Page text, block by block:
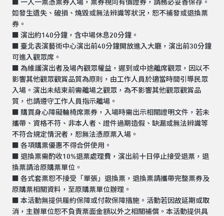
■ 一人一票憑票券入場，票券視同有價證券，請務必妥善保存。
如發生遺失、破損、燒毀或無法辨識等狀況，恕不補發或退換票
券。
■ 演出約140分鐘，含中場休息20分鐘。
■ 臺北表演藝術中心演出前40分鐘開放進入大廳，演出前30分鐘
可進入觀眾席。
■ 為維護演出者及場內觀眾權益，遲到或中途離席觀眾，因以不
影響其他觀眾觀賞品質為原則，由工作人員於適當時間引導民眾
入場。演出未結束前需離場之觀眾，為不影響其他觀眾觀賞品
質，也請遵守工作人員指示離場。
■ 購買身心障礙輪椅席票券，入場時需出示相關證明文件，若未
攜帶、資格不符、非本人者、證件過期造假、缺漏或無法辨識等
不符合規定情況者，恕無法憑原票入場。
■ 各項購票優惠不得合併使用。
■ 退換票需酌收10%退票處理費，演出前十日停止接受退票，退
換票請洽原購票單位。
■ 各式套票恕不接受「單張」退換票，退換票請攜帶完整票券及
原購票相關資料，至原購票單位辦理。
■ 本活動無提供履約保障或付款保障措施。活動若因故延期或取
消，主辦單位恕不負責票面金額以外之相關補償。本活動提供具